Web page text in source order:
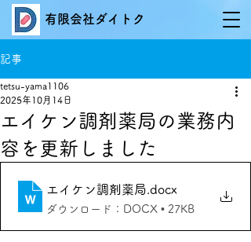
有限会社ダイトク
記事
エイケン調剤薬局の業務内
容を更新しました
tetsu-yama1106
2025年10月14日
エイケン調剤薬局 .docx
ダウンロード：DOCX • 27KB